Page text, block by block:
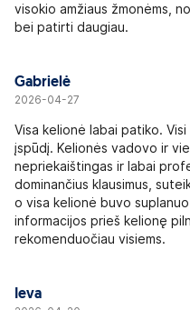
visokio amžiaus žmonėms,
bei patirti daugiau.
Gabrielė
2026-04-27
Visa kelionė labai patiko.
įspūdį. Kelionės vadovo ir
nepriekaištingas ir labai
dominančius klausimus,
o visa kelionė buvo
informacijos prieš kelionę
rekomenduočiau visiems.
Ieva